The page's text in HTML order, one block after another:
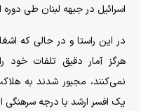
اسرائیل در جبهه لبنان طی
در این راستا و در حالی که
هرگز آمار دقیق تلفات خود
نمی‌کنند، مجبور شدند به
یک افسر ارشد با درجه سرهنگی